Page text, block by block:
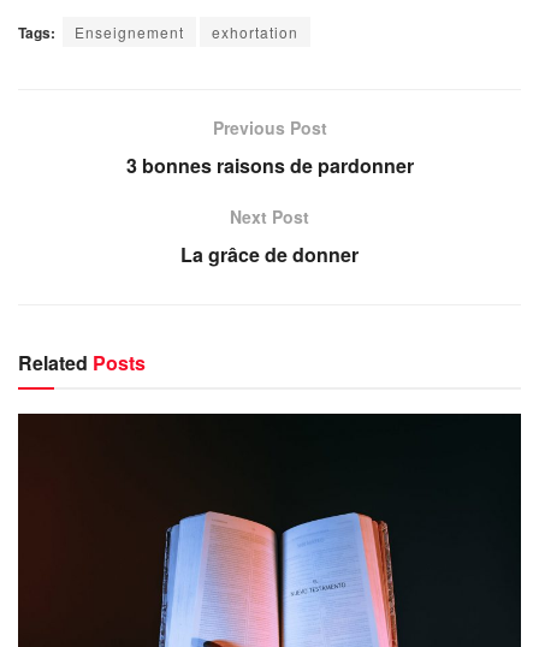
Tags: Enseignement exhortation
Previous Post
3 bonnes raisons de pardonner
Next Post
La grâce de donner
Related Posts